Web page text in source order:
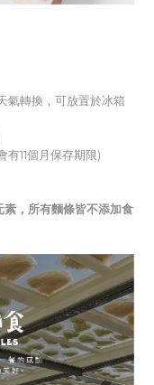
氣轉換，可放置於冰箱
有11個月保存期限)
素，所有麵條皆不添加食